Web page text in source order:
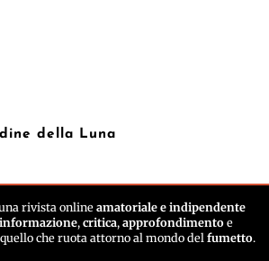
della Luna
rivista online amatoriale e indipendente
informazione, critica, approfondimento e
che ruota attorno al mondo del fumetto.